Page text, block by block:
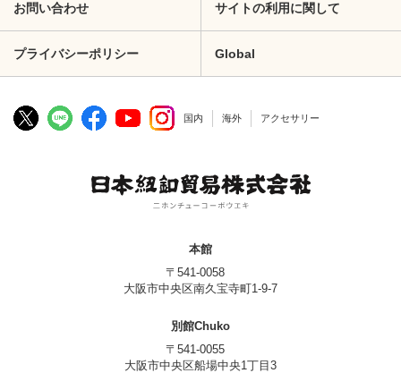
お問い合わせ サイトの利用に関して
プライバシーポリシー Global
国内 海外 アクセサリー
本館
〒541-0058
大阪市中央区南久宝寺町1-9-7
別館Chuko
〒541-0055
大阪市中央区船場中央1丁目3